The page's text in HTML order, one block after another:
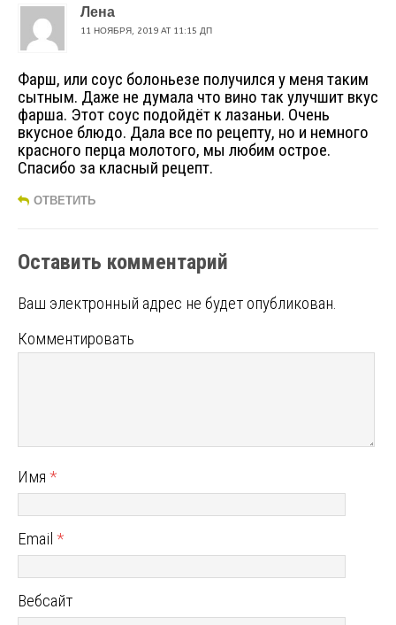
Лена
11 НОЯБРЯ, 2019 AT 11:15 ДП
Фарш, или соус болоньезе получился у меня таким
сытным. Даже не думала что вино так улучшит вкус
фарша. Этот соус подойдёт к лазаньи. Очень
вкусное блюдо. Дала все по рецепту, но и немного
красного перца молотого, мы любим острое.
Спасибо за класный рецепт.
ОТВЕТИТЬ
Оставить комментарий
Ваш электронный адрес не будет опубликован.
Комментировать
Имя *
Email *
Вебсайт